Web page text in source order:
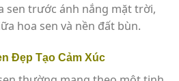
sen trước ánh nắng mặt trời,
hoa sen và nền đất bùn.
Đẹp Tạo Cảm Xúc